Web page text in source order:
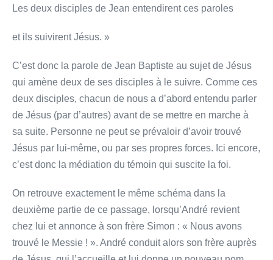
Les deux disciples de Jean entendirent ces paroles
et ils suivirent Jésus. »
C’est donc la parole de Jean Baptiste au sujet de Jésus
qui amène deux de ses disciples à le suivre. Comme ces
deux disciples, chacun de nous a d’abord entendu parler
de Jésus (par d’autres) avant de se mettre en marche à
sa suite. Personne ne peut se prévaloir d’avoir trouvé
Jésus par lui-même, ou par ses propres forces. Ici encore,
c’est donc la médiation du témoin qui suscite la foi.
On retrouve exactement le même schéma dans la
deuxième partie de ce passage, lorsqu’André revient
chez lui et annonce à son frère Simon : « Nous avons
trouvé le Messie ! ». André conduit alors son frère auprès